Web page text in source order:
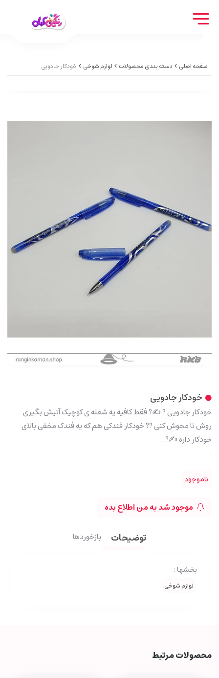
صفحه اصلی دسته بندی محصولات لوازم شوخی خودکار جادویی
خودکار جادویی
خودکار جادویی ? ✍? فقط کافیه یه شعله ی کوچیک آتیش بگیری
روش تا محوش کنی ?? خودکار فندکی هم که یه فندک مخفی بالای
خودکار داره ✍? .
.
ناموجود
موجود شد به من اطلاع بده
توضیحات بازخوردها
بخشها :
لوازم شوخی
محصولات مرتبط